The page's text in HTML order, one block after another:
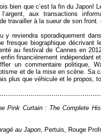
bien que c’est la fin du Japon!
aux transactions
travailler à la sueur de son front.
y reviendra sporadiquement
fresque biographique décrivant
au festival de Cannes en
financièrement indépendant
un commentaire politique,
et de la mise en scène. Sa
plus que véhicule et le propos,
Pink Curtain : The Complete
au Japon, Pertuis, Rouge